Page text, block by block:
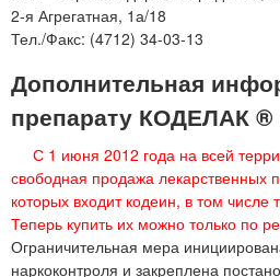
2-я Агрегатная, 1а/18
Тел./Факс: (4712) 34-03-13
Дополнительная
препарату КОДЕЛАК ®
С 1 июня 2012 года на всей
свободная продажа лекарственных
которых входит кодеин, в том
Теперь купить их можно только по
Ограничительная мера
наркоконтроля и закреплена